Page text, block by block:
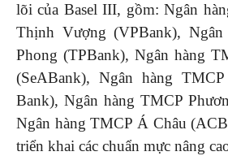
lõi của Basel III, gồm: Ngân
Thịnh Vượng (VPBank),
Phong (TPBank), Ngân hàng
(SeABank), Ngân hàng
Bank), Ngân hàng TMCP
Ngân hàng TMCP Á Châu
triển khai các chuẩn mực nâng